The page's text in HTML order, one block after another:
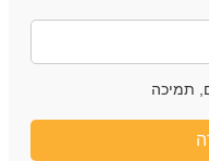
תמיכה